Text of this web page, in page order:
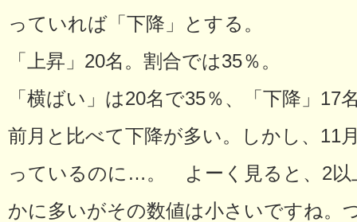
っていれば「下降」とする。
「上昇」20名。割合では35％。
「横ばい」は20名で35％、「下降」
前月と比べて下降が多い。しかし、11
っているのに…。 よーく見ると、2以
かに多いがその数値は小さいですね。